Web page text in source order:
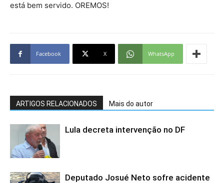
está bem servido. OREMOS!
Facebook X WhatsApp
ARTIGOS RELACIONADOS Mais do autor
Lula decreta intervenção no DF
Deputado Josué Neto sofre acidente